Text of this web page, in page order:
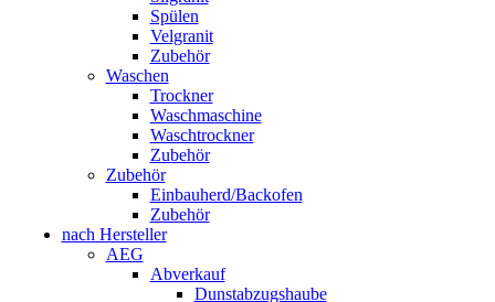
Spülen
Velgranit
Zubehör
Waschen
Trockner
Waschmaschine
Waschtrockner
Zubehör
Zubehör
Einbauherd/Backofen
Zubehör
nach Hersteller
AEG
Abverkauf
Dunstabzugshaube